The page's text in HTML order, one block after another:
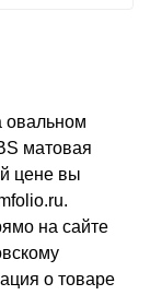
овальном
матовая
цене вы
на сайте
о товаре